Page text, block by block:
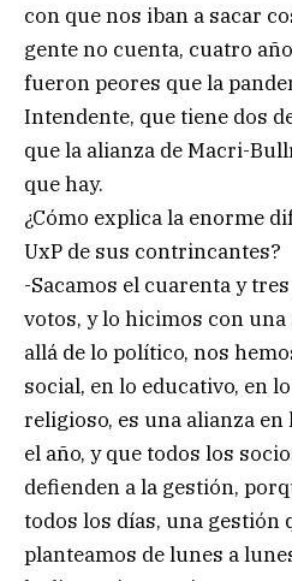
con que nos iban a sacar
gente no cuenta, cuatro
fueron peores que la
Intendente, que tiene dos
que la alianza de Macri-
que hay.
¿Cómo explica la enorme
UxP de sus contrincantes?
-Sacamos el cuarenta y
votos, y lo hicimos con una
allá de lo político, nos
social, en lo educativo, en
religioso, es una alianza
el año, y que todos los
defienden a la gestión,
todos los días, una gestión
planteamos de lunes a